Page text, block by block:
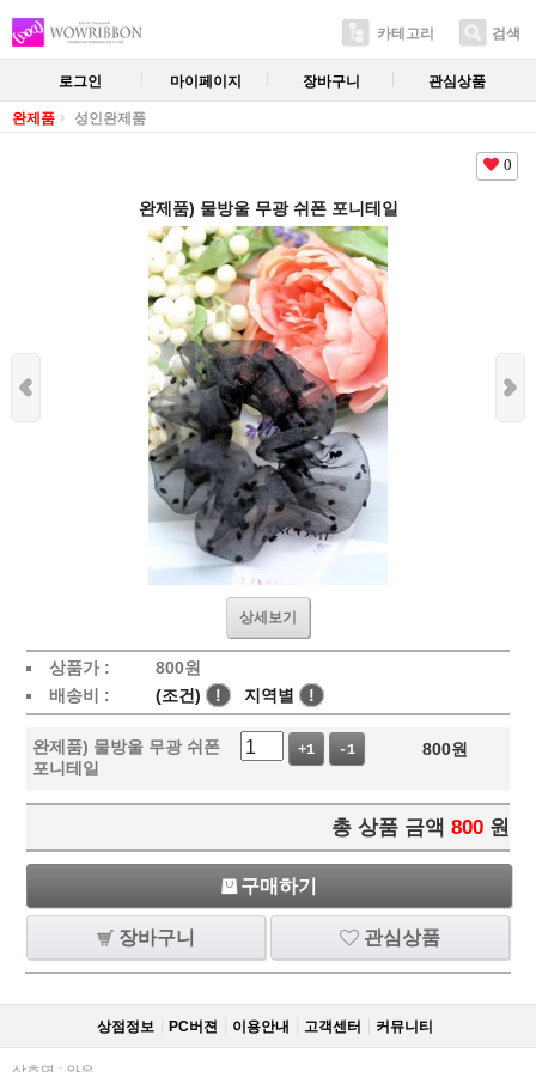
카테고리 검색
로그인 마이페이지 장바구니 관심상품
완제품 성인완제품
0
완제품) 물방울 무광 쉬폰 포니테일
상세보기
상품가 : 800원
배송비 :
(조건) ! 지역별 !
완제품) 물방울 무광 쉬폰
포니테일
+1 -1 800원
총 상품 금액 800 원
구매하기
장바구니 관심상품
상점정보 PC버젼 이용안내 고객센터 커뮤니티